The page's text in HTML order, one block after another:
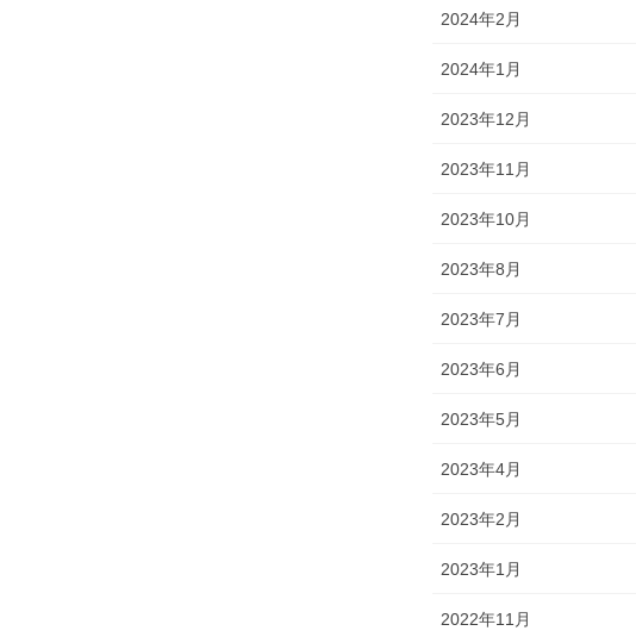
2024年2月
2024年1月
2023年12月
2023年11月
2023年10月
2023年8月
2023年7月
2023年6月
2023年5月
2023年4月
2023年2月
2023年1月
2022年11月